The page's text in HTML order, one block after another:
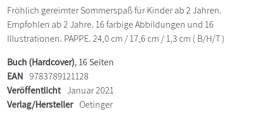
Fröhlich gereimter Sommerspaß für Kinder ab 2 Jahren.
Empfohlen ab 2 Jahre. 16 farbige Abbildungen und 16
Illustrationen. PAPPE. 24,0 cm / 17,6 cm / 1,3 cm ( B/H/T )
Buch (Hardcover), 16 Seiten
EAN 9783789121128
Veröffentlicht Januar 2021
Verlag/Hersteller Oetinger